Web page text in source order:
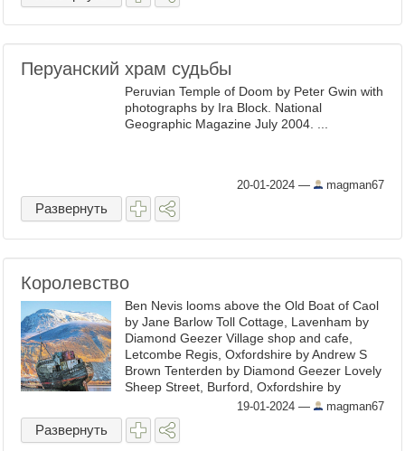
Перуанский храм судьбы
Peruvian Temple of Doom by Peter Gwin with
photographs by Ira Block. National
Geographic Magazine July 2004. ...
20-01-2024 — magman67
Развернуть
Королевство
Ben Nevis looms above the Old Boat of Caol
by Jane Barlow Toll Cottage, Lavenham by
Diamond Geezer Village shop and cafe,
Letcombe Regis, Oxfordshire by Andrew S
Brown Tenterden by Diamond Geezer Lovely
Sheep Street, Burford, Oxfordshire by
19-01-2024 — magman67
Развернуть